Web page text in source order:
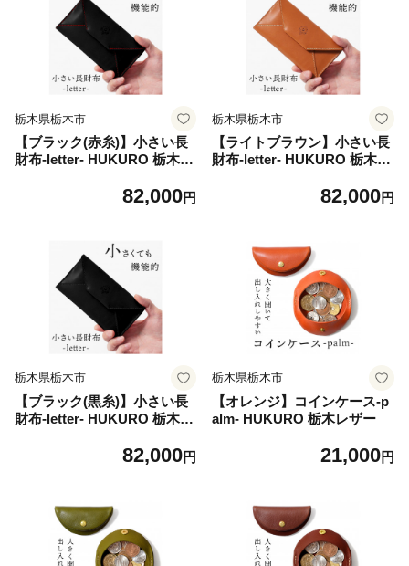
栃木県栃木市
【ブラック(赤糸)】小さい長
財布-letter- HUKURO 栃木レ
82,000円
栃木県栃木市
【ライトブラウン】小さい長
財布-letter- HUKURO 栃木レ
82,000円
栃木県栃木市
【ブラック(黒糸)】小さい長
財布-letter- HUKURO 栃木レ
82,000円
栃木県栃木市
【オレンジ】コインケース-p
alm- HUKURO 栃木レザー
21,000円